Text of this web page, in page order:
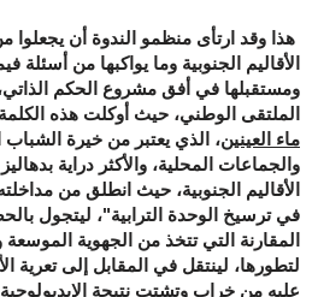
هذا وقد ارتأى منظمو الندوة أن
الأقاليم الجنوبية وما يواكبها من
ومستقبلها في أفق مشروع الحكم
الملتقى الوطني، حيث أوكلت هذه الكلمة
ماء العينين، الذي يعتبر من خيرة الشباب
والجماعات المحلية، والأكثر دراية
الأقاليم الجنوبية، حيث انطلق من
في ترسيخ الوحدة الترابية"، ليتجول
المقارنة التي تتخذ من الجهوية
لتطورها، لينتقل في المقابل إلى تعرية
عليه من خراب وتشتت نتيجة